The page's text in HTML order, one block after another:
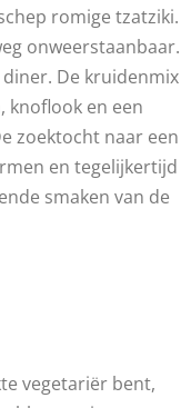
romige tzatziki.
onweerstaanbaar.
De kruidenmix
knoflook en een
zoektocht naar een
en tegelijkertijd
smaken van de
vegetariër bent,